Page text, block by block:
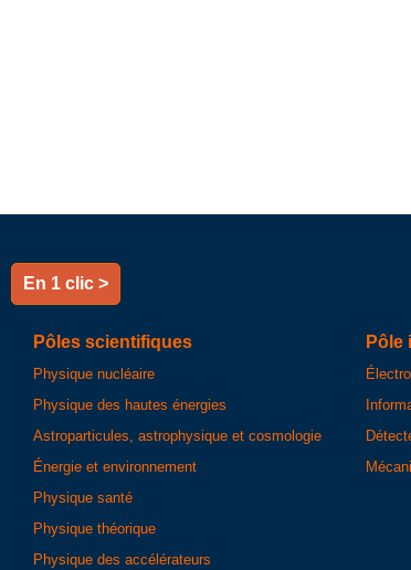
En 1 clic >
Pôles scientifiques
Physique nucléaire
Physique des hautes énergies
Astroparticules, astrophysique et cosmologie
Énergie et environnement
Physique santé
Physique théorique
Physique des accélérateurs
Pôle